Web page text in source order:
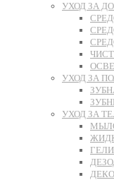
УХОД ЗА
УХОД ЗА
УХОД ЗА